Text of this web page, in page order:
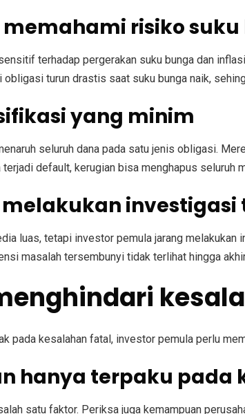
memahami risiko
terhadap pergerakan suku bunga dan
obligasi turun drastis saat suku bunga naik,
yang minim
seluruh dana pada satu jenis obligasi.
terjadi default, kerugian bisa menghapus seluruh
melakukan
luas, tetapi investor pemula jarang
masalah tersembunyi tidak terlihat hingga
pada kesalahan fatal, investor pemula perlu
hanya terpaku pada
satu faktor. Periksa juga kemampuan